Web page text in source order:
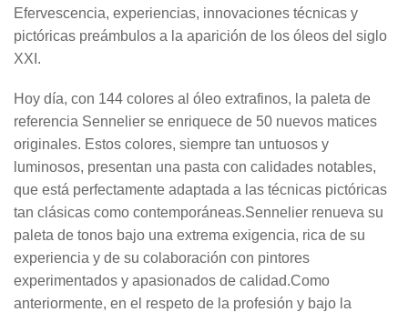
Efervescencia, experiencias, innovaciones técnicas y
pictóricas preámbulos a la aparición de los óleos del siglo
XXI.
Hoy día, con 144 colores al óleo extrafinos, la paleta de
referencia Sennelier se enriquece de 50 nuevos matices
originales. Estos colores, siempre tan untuosos y
luminosos, presentan una pasta con calidades notables,
que está perfectamente adaptada a las técnicas pictóricas
tan clásicas como contemporáneas.Sennelier renueva su
paleta de tonos bajo una extrema exigencia, rica de su
experiencia y de su colaboración con pintores
experimentados y apasionados de calidad.Como
anteriormente, en el respeto de la profesión y bajo la